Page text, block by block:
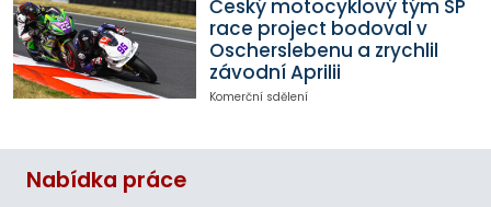
Český motocyklový tým SP
race project bodoval v
Oscherslebenu a zrychlil
závodní Aprilii
Komerční sdělení
Nabídka práce